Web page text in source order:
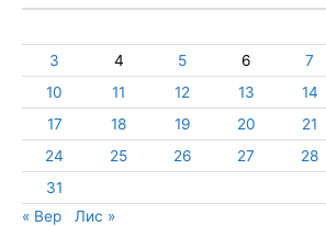
3
4 5 6 7
10
11 12 13 14
17
18 19 20 21
24
25 26 27 28
31
« Вер
Лис »